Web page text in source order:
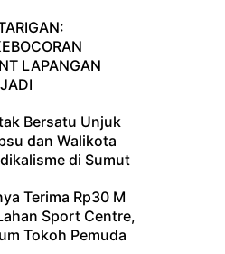
LAPANGAN
Bersatu Unjuk
dan Walikota
di Sumut
Terima Rp30 M
Sport Centre,
Tokoh Pemuda